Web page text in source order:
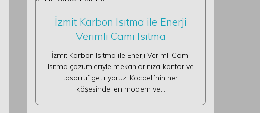
İzmit Karbon Isıtma ile Enerji
Verimli Cami Isıtma
İzmit Karbon Isıtma ile Enerji Verimli Cami
Isıtma çözümleriyle mekanlarınıza konfor ve
tasarruf getiriyoruz. Kocaeli’nin her
köşesinde, en modern ve…